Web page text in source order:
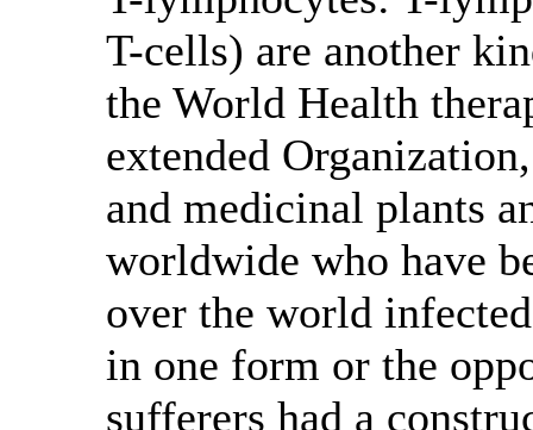
T-cells) are another
the World Health
extended
and medicinal plants
worldwide who have
over the world
in one form or the
sufferers had a